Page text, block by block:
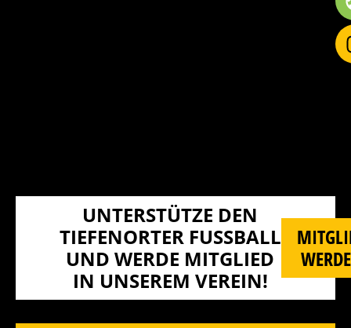
UNTERSTÜTZE DEN
TIEFENORTER FUSSBALL U
ND WERDE MITGLIED I
N UNSEREM VEREIN!